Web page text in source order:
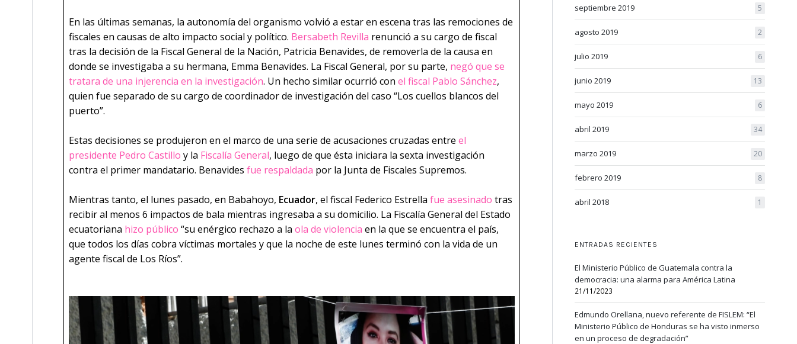
En las últimas semanas, la autonomía del organismo volvió a estar en escena tras las remociones de
fiscales en causas de alto impacto social y político. Bersabeth Revilla renunció a su cargo de fiscal
tras la decisión de la Fiscal General de la Nación, Patricia Benavides, de removerla de la causa en
donde se investigaba a su hermana, Emma Benavides. La Fiscal General, por su parte, negó que se
tratara de una injerencia en la investigación. Un hecho similar ocurrió conel fiscal Pablo Sánchez,
quien fue separado de su cargo de coordinador de investigación del caso “Los cuellos blancos del
puerto”.
Estas decisiones se produjeron en el marco de una serie de acusaciones cruzadas entreel
presidente Pedro Castillo y la Fiscalía General, luego de que ésta iniciara la sexta investigación
contra el primer mandatario. Benavidesfue respaldada por la Junta de Fiscales Supremos.
Mientras tanto, el lunes pasado, en Babahoyo, Ecuador, el fiscal Federico Estrellafue asesinado tras
recibir al menos 6 impactos de bala mientras ingresaba a su domicilio. La Fiscalía General del Estado
ecuatoriana hizo público “su enérgico rechazo a laola de violencia en la que se encuentra el país,
que todos los días cobra víctimas mortales y que la noche de este lunes terminó con la vida de un
agente fiscal de Los Ríos”.
septiembre 2019 5
agosto 2019 2
julio 2019 6
junio 2019 13
mayo 2019 6
abril 2019 34
marzo 2019 20
febrero 2019 8
abril 2018 1
ENTRADAS RECIENTES
El Ministerio Público de Guatemala contra la
democracia: una alarma para América Latina
21/11/2023
Edmundo Orellana, nuevo referente de FISLEM: “El
Ministerio Público de Honduras se ha visto inmerso
en un proceso de degradación”